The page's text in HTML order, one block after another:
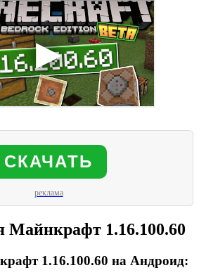
СКАЧАТЬ
реклама
Майнкрафт 1.16.100.60
1.16.100.60 на Андроид: